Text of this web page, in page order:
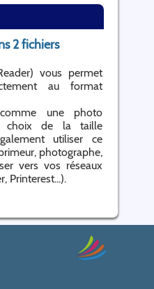
2 fichiers
vous permet
au format
une photo
choix de la taille
utiliser ce
photographe,
vers vos réseaux
Printerest...).